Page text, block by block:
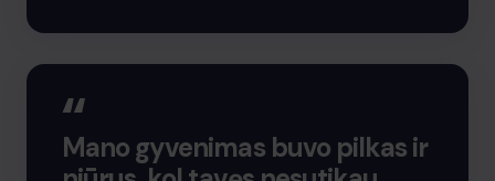
Mano gyvenimas buvo pilkas ir